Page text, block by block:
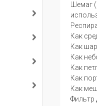
Шемаг
Как
Как
Как
Как
Как
Как
Фильтр